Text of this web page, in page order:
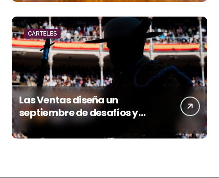
CARTELES
Las Ventas diseña un
septiembre de desafíos y
variedad ganadera